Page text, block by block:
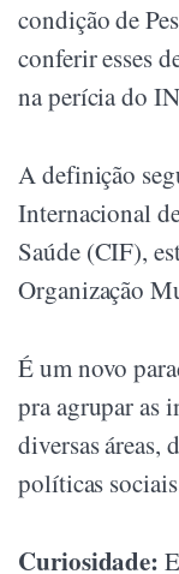
condição de
conferir esses
na perícia do
A definição
Internacional
Saúde (CIF),
Organização
É um novo
pra agrupar as
diversas áreas,
políticas
Curiosidade: